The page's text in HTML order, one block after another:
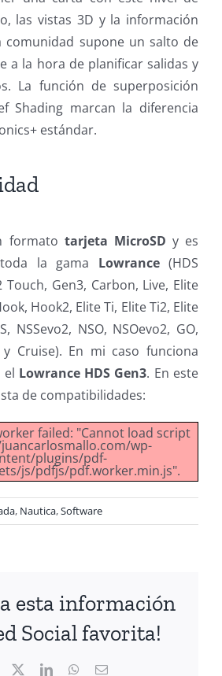
las vistas 3D y la información
comunidad supone un salto de
a la hora de planificar salidas y
La función de superposición
Shading marcan la diferencia
estándar.
formato tarjeta MicroSD y es
la gama Lowrance(HDS
Touch, Gen3, Carbon, Live, Elite
Hook2, Elite Ti, Elite Ti2, Elite
NSSevo2, NSO, NSOevo2, GO,
y Cruise). En mi caso funciona
el Lowrance HDS Gen3. En este
de compatibilidades:
failed: "Cannot load script
wp-
plugins/pdf-
js/pdfjs/pdf.worker.min.js".
, Nautica,Software
esta información
Social favorita!
Facebook LinkedInWhatsApp
Correo